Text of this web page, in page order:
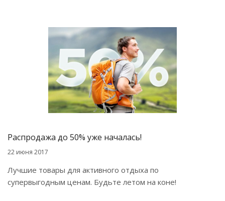
Распродажа до 50% уже началась!
22 июня 2017
Лучшие товары для активного отдыха по
супервыгодным ценам. Будьте летом на коне!